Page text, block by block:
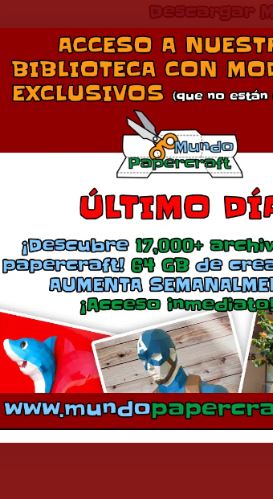
Descargar
Comparte esto:
Más
Gundam Epyon
abril 28, 2014
En «Anime»
Glaug Pod